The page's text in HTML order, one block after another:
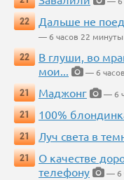
22
Дальше не
— 6 часов 22 минуты
22
В глуши, во
мои...
— 6
21
Маджонг
— 6
21
100%
21
Луч света в
21
О качестве
телефону
— 6